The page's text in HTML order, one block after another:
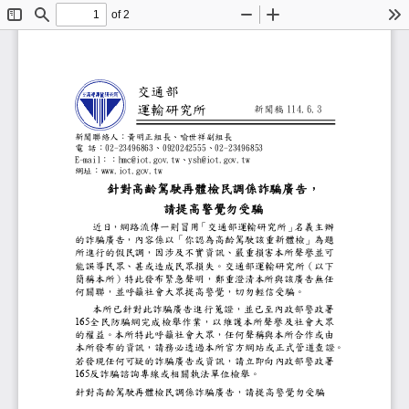
ToggleFind
of 2
Zoom
新聞聯絡人：黃明正組長、喻世祥副組長
電 話：
02
-23496863
、0920242555
、02
-23496853
E-mail
： ： hmc@iot.gov.tw
、ysh@iot.gov.tw
網址：www.iot.gov.tw
針對高齡駕駛再體檢民調係詐騙廣
請提高警覺勿受騙
近日，網路流傳一則冒用「交通部運輸研究所」
名義主辦
的詐騙廣告，內容係以「你認為高齡駕駛該重新
所進行的假民調，因涉及不實資訊、嚴重損害本
能誤導民眾、甚或造成民眾損失。交通部運輸研
簡稱本所）特此發布緊急聲明，鄭重澄清本所與
何關聯，並呼籲社會大眾提高警覺，切勿輕信受
本所已針對此詐騙廣告進行蒐證，並已至內
165全民防騙網完成檢舉作業，以維護本所聲譽
的權益。本所特此呼籲社會大眾，任何聲稱與本
本所發布的資訊，請務必透過本所官方網站或正
。
若發現任何可疑的詐騙廣告或資訊，請立即向內
165反詐騙諮詢專線或相關執法單位檢舉。
針對高齡駕駛再體檢民調係詐騙廣告，請提高警
交通部
運輸研究所
新聞稿
114.6.3